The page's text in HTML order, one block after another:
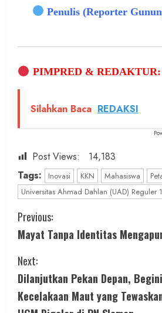
Penulis (Reporter
PIMPRED &
Silahkan Baca REDAKSI
Post Views:
14,183
Tags:
Inovasi KKN Mahasiswa
Universitas Ahmad Dahlan (UAD) Reguler
C
o
n
t
Previous:
Mayat Tanpa Identitas
Next:
Dilanjutkan Pekan Depan,
Kecelakaan Maut yang